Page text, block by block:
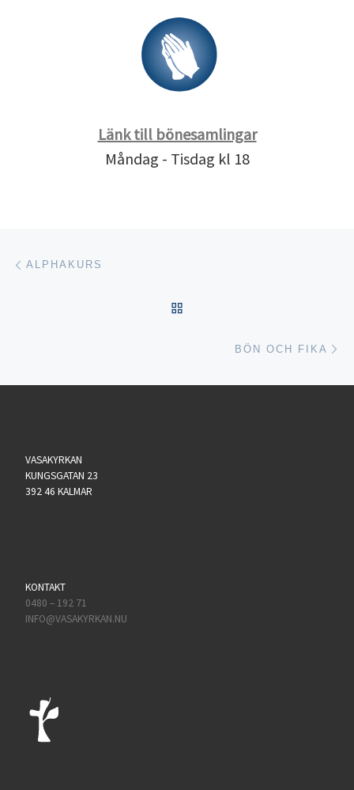
Länk till bönesamlingar
Måndag - Tisdag kl 18
Inläggsnavigering
ALPHAKURS
BÖN OCH FIKA
VASAKYRKAN
KUNGSGATAN 23
392 46 KALMAR
KONTAKT
0480 – 192 71
INFO@VASAKYRKAN.NU